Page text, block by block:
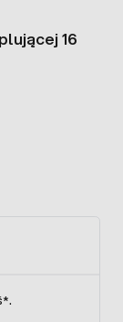
16
*.